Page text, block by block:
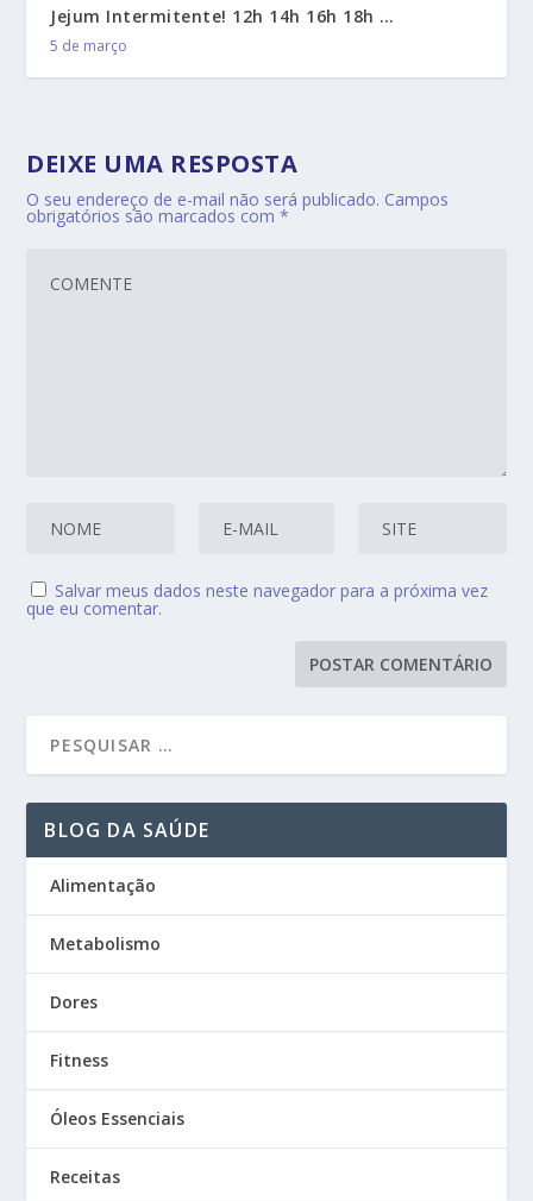
Jejum Intermitente! 12h 14h 16h 18h …
5 de março
DEIXE UMA RESPOSTA
O seu endereço de e-mail não será publicado. Campos
obrigatórios são marcados com*
Salvar meus dados neste navegador para a próxima vez
que eu comentar.
BLOG DA SAÚDE
Alimentação
Metabolismo
Dores
Fitness
Óleos Essenciais
Receitas